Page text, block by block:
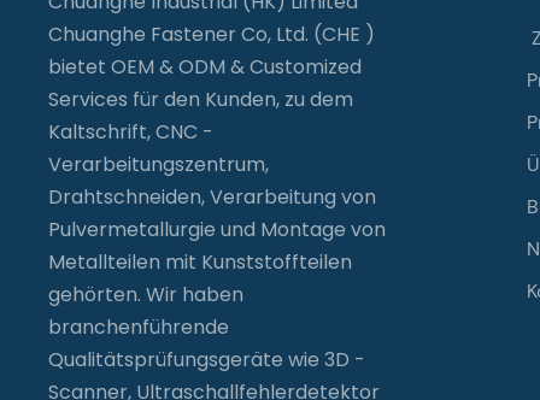
Chuanghe Fastener Co, Ltd. (CHE )
bietet OEM & ODM & Customized
Services für den Kunden, zu dem
Kaltschrift, CNC -
Verarbeitungszentrum,
Drahtschneiden, Verarbeitung von
Pulvermetallurgie und Montage von
Metallteilen mit Kunststoffteilen
gehörten. Wir haben
branchenführende
Qualitätsprüfungsgeräte wie 3D -
Scanner, Ultraschallfehlerdetektor